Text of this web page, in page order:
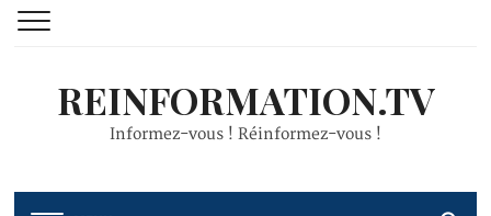
REINFORMATION.TV
Informez-vous ! Réinformez-vous !